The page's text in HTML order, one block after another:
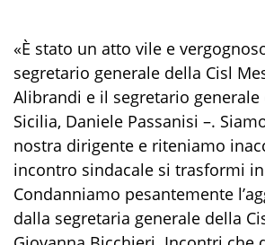
«È stato un atto vile e
segretario generale della Cisl
Alibrandi e il segretario generale
Sicilia, Daniele Passanisi –.
nostra dirigente e riteniamo
incontro sindacale si trasformi
Condanniamo pesantemente
dalla segretaria generale della